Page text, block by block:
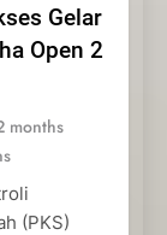
Gelar
Open 2
months
(PKS)